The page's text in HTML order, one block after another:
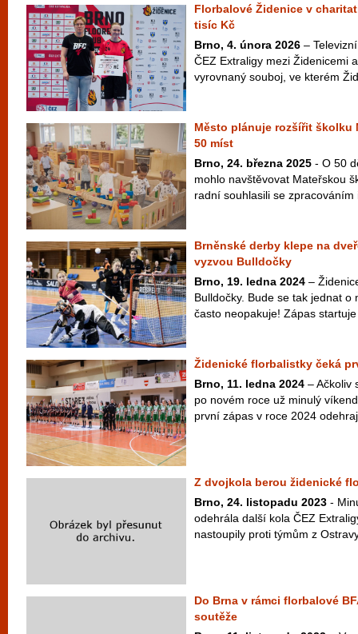
Florbalové Židenice v
tisíc Kč
Brno, 4. února 2026 –
ČEZ Extraligy mezi Židenicemi
vyrovnaný souboj, ve kterém
Město plánuje rozšířit školku
50 míst
Brno, 24. března 2025 - O 50
mohlo navštěvovat Mateřskou
radní souhlasili se
Brněnské derby klepe na
vyzvou Bulldočky
Brno, 19. ledna 2024 –
Bulldočky. Bude se tak jednat o
často neopakuje! Zápas
Židenické florbalistky čeká
Brno, 11. ledna 2024 – Ačkoliv
po novém roce už minulý
první zápas v roce 2024
Z dvojkola berou židenické
Brno, 24. listopadu 2023 -
odehrála další kola ČEZ
nastoupily proti týmům z
Do Brna v rámci florbalové
soutěže